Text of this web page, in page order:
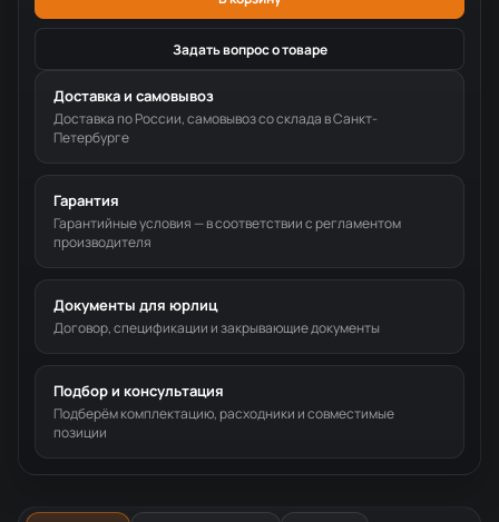
Задать вопрос о товаре
Доставка и самовывоз
Доставка по России, самовывоз со склада в Санкт-
Петербурге
Гарантия
Гарантийные условия — в соответствии с регламентом
производителя
Документы для юрлиц
Договор, спецификации и закрывающие документы
Подбор и консультация
Подберём комплектацию, расходники и совместимые
позиции